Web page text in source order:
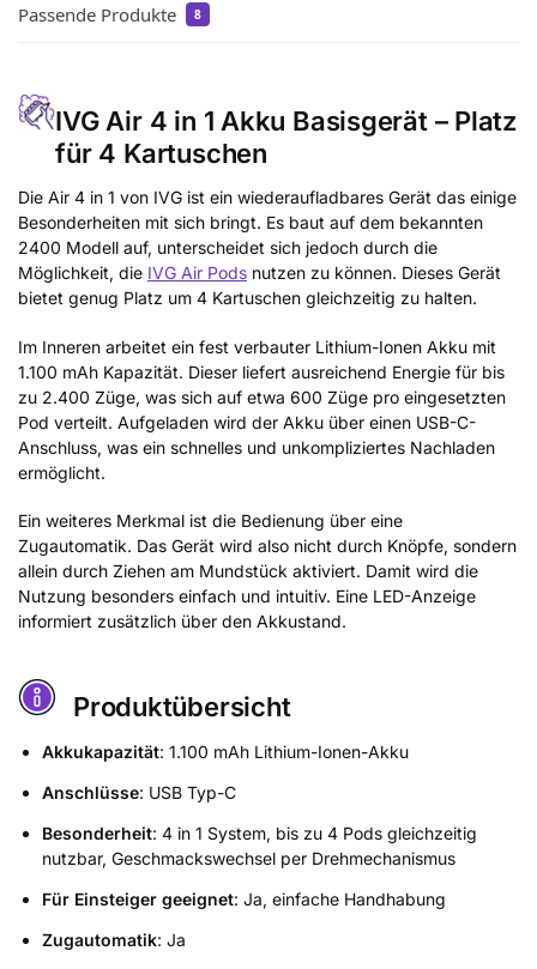
Passende Produkte 8
IVG Air 4 in 1 Akku Basisgerät – Platz
für 4 Kartuschen
Die Air 4 in 1 von IVG ist ein wiederaufladbares Gerät das einige
Besonderheiten mit sich bringt. Es baut auf dem bekannten
2400 Modell auf, unterscheidet sich jedoch durch die
Möglichkeit, die IVG Air Pods nutzen zu können. Dieses Gerät
bietet genug Platz um 4 Kartuschen gleichzeitig zu halten.
Im Inneren arbeitet ein fest verbauter Lithium-Ionen Akku mit
1.100 mAh Kapazität. Dieser liefert ausreichend Energie für bis
zu 2.400 Züge, was sich auf etwa 600 Züge pro eingesetzten
Pod verteilt. Aufgeladen wird der Akku über einen USB-C-
Anschluss, was ein schnelles und unkompliziertes Nachladen
ermöglicht.
Ein weiteres Merkmal ist die Bedienung über eine
Zugautomatik. Das Gerät wird also nicht durch Knöpfe, sondern
allein durch Ziehen am Mundstück aktiviert. Damit wird die
Nutzung besonders einfach und intuitiv. Eine LED-Anzeige
informiert zusätzlich über den Akkustand.
Produktübersicht
Akkukapazität: 1.100 mAh Lithium-Ionen-Akku
Anschlüsse: USB Typ-C
Besonderheit: 4 in 1 System, bis zu 4 Pods gleichzeitig
nutzbar, Geschmackswechsel per Drehmechanismus
Für Einsteiger geeignet: Ja, einfache Handhabung
Zugautomatik: Ja